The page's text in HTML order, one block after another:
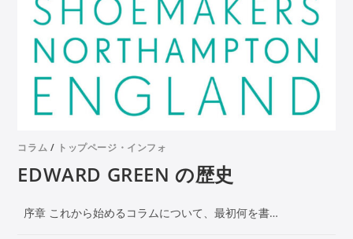
コラム / トップページ・インフォ
EDWARD GREEN の歴史
序章 これから始めるコラムについて、最初何を書…